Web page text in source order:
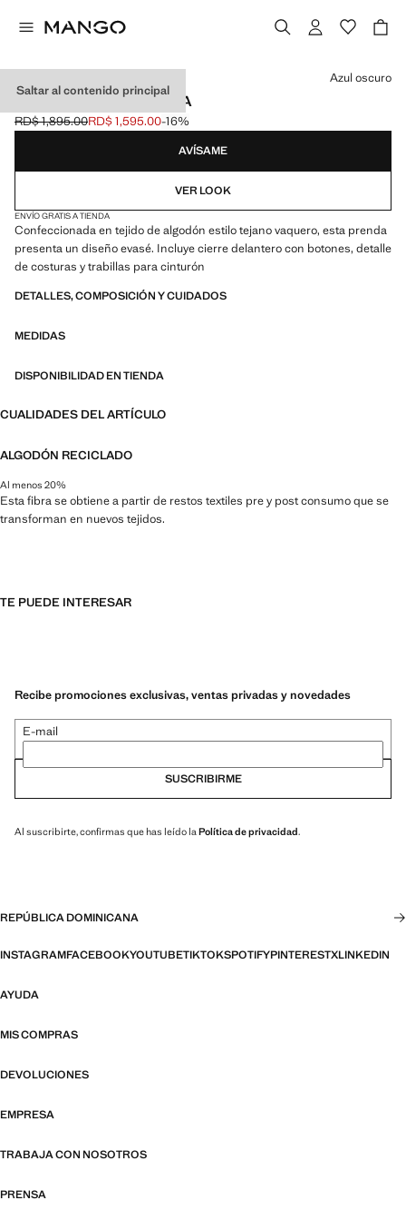
Saltar al contenido principal
FALDA CORTA VAQUERA
Precio inicial tachado [RD$ 1,895.00 ]
RD$ 1,895.00
Precio actual [RD$ 1,595.00 ]
RD$ 1,595.00-16%
Selecciona un color
Azul oscuro
AVÍSAME
VER LOOK
ENVÍO GRATIS A TIENDA
Confeccionada en tejido de algodón estilo tejano vaquero, esta prenda
presenta un diseño evasé. Incluye cierre delantero con botones, detalle
de costuras y trabillas para cinturón
DETALLES, COMPOSICIÓN Y CUIDADOS
MEDIDAS
DISPONIBILIDAD EN TIENDA
CUALIDADES DEL ARTÍCULO
ALGODÓN RECICLADO
Al menos 20%
Esta fibra se obtiene a partir de restos textiles pre y post consumo que se
transforman en nuevos tejidos.
TE PUEDE INTERESAR
Recibe promociones exclusivas, ventas privadas y novedades
E-mail
SUSCRIBIRME
Al suscribirte, confirmas que has leído laPolítica de privacidad.
REPÚBLICA DOMINICANA
INSTAGRAMFACEBOOKYOUTUBETIKTOKSPOTIFYPINTERESTXLINKEDIN
AYUDA
MIS COMPRAS
DEVOLUCIONES
EMPRESA
TRABAJA CON NOSOTROS
PRENSA